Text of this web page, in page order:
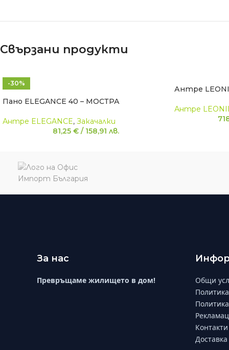
Свързани продукти
-30%
Пано ELEGANCE 40 – МОСТРА
Антре ELEGANCE, Закачалки
81,25 € / 158,91 лв.
Антре
Антре
За нас
Превръщаме жилището в дом!
Общи
Контакти
Доставка